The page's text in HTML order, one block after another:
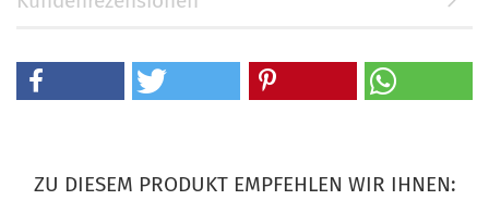
ZU DIESEM PRODUKT EMPFEHLEN WIR IHNEN: